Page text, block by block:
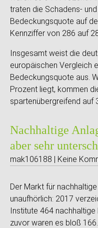
traten die Schadens-
Bedeckungsquote auf
Kennziffer von 286 auf
Insgesamt weist die
europäischen Vergleich
Bedeckungsquote aus.
Prozent liegt, kommen
spartenübergreifend auf
Nachhaltige
aber sehr
mak106188 | Keine
Der Markt für
unaufhörlich: 2017
Institute 464
zuvor waren es bloß